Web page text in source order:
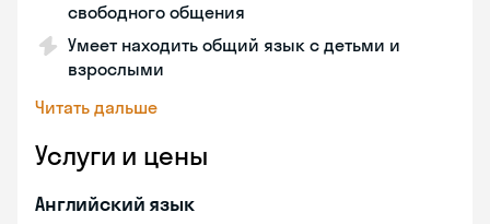
свободного общения
Умеет находить общий язык с детьми и
взрослыми
Читать дальше
Услуги и цены
Английский язык